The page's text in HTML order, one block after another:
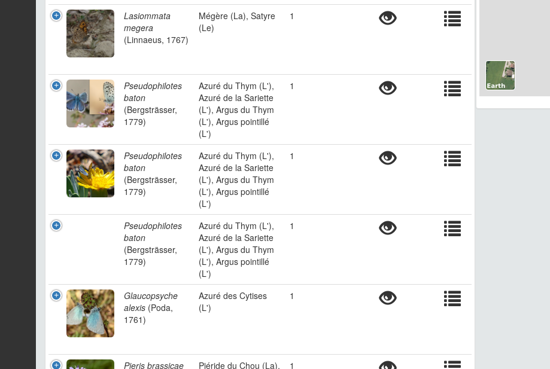
Lasiommata
megera
(Linnaeus, 1767)
Mégère (La), Satyre
(Le)
1
Pseudophilotes
baton
(Bergsträsser,
1779)
Azuré du Thym (L'),
Azuré de la Sariette
(L'), Argus du Thym
(L'), Argus pointillé
(L')
1
Pseudophilotes
baton
(Bergsträsser,
1779)
Azuré du Thym (L'),
Azuré de la Sariette
(L'), Argus du Thym
(L'), Argus pointillé
(L')
1
Pseudophilotes
baton
(Bergsträsser,
1779)
Azuré du Thym (L'),
Azuré de la Sariette
(L'), Argus du Thym
(L'), Argus pointillé
(L')
1
Glaucopsyche
alexis (Poda,
1761)
Azuré des Cytises
(L')
1
Pieris brassicae
Piéride du Chou (La),
1